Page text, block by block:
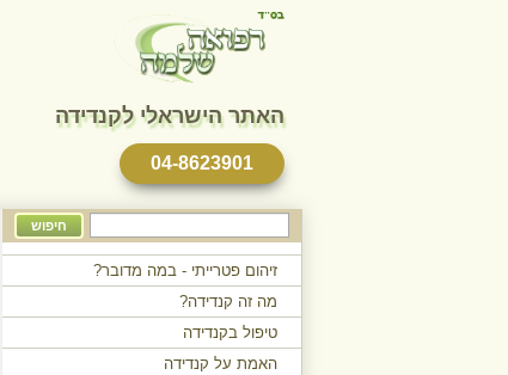
האתר הישראלי לקנדידה
04-8623901
לחיפוש
חיפוש
זיהום פטרייתי - במה מדובר?
מה זה קנדידה?
טיפול בקנדידה
האמת על קנדידה